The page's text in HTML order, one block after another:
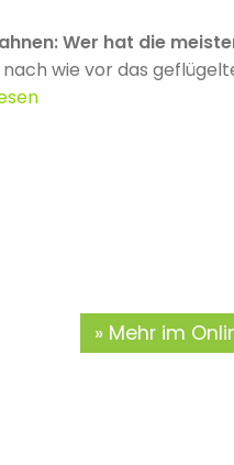
Wer hat die
wie vor das
Mehr im